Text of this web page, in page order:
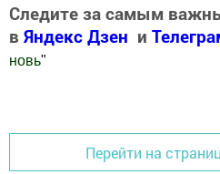
Следите за самым
в Яндекс Дзен и
новь"
Перейти на